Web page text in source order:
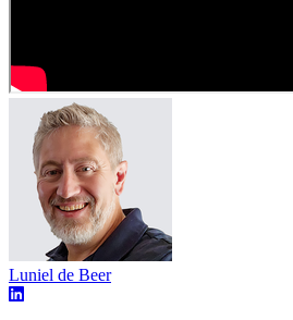
Luniel de Beer